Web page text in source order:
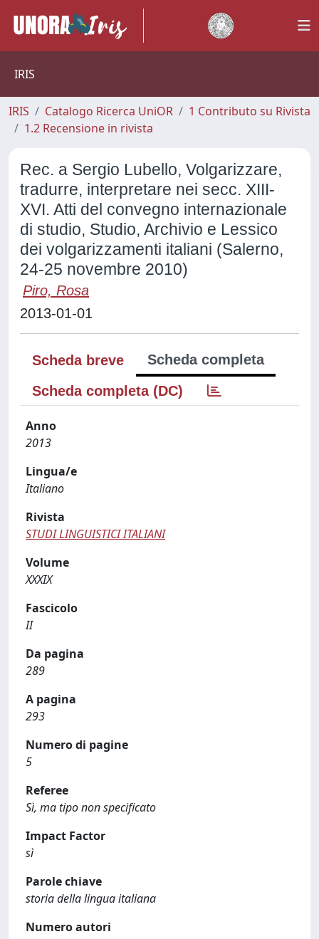
IRIS
IRIS Catalogo Ricerca UniOR
1 Contributo su Rivista
1.2 Recensione in rivista
Rec. a Sergio Lubello, Volgarizzare,
tradurre, interpretare nei secc. XIII-
XVI. Atti del convegno internazionale
di studio, Studio, Archivio e Lessico
dei volgarizzamenti italiani (Salerno,
24-25 novembre 2010)
Piro, Rosa
2013-01-01
Scheda breve
Scheda completa
Scheda completa (DC)
Anno
2013
Lingua/e
Italiano
Rivista
STUDI LINGUISTICI ITALIANI
Volume
XXXIX
Fascicolo
II
Da pagina
289
A pagina
293
Numero di pagine
5
Referee
Sì, ma tipo non specificato
Impact Factor
sì
Parole chiave
storia della lingua italiana
Numero autori